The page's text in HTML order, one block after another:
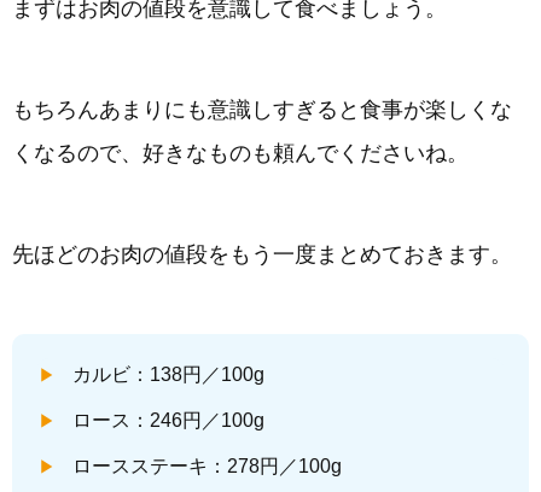
まずはお肉の値段を意識して食べましょう。
もちろんあまりにも意識しすぎると食事が楽しくな
くなるので、好きなものも頼んでくださいね。
先ほどのお肉の値段をもう一度まとめておきます。
カルビ：138円／100g
ロース：246円／100g
ロースステーキ：278円／100g